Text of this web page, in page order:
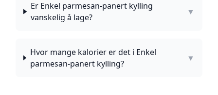
Er Enkel parmesan-panert kylling
vanskelig å lage?
▼
Hvor mange kalorier er det i Enkel
parmesan-panert kylling?
▼